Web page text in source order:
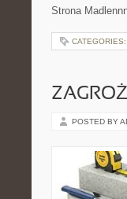
Strona
CATEGORIES:
POSTED BY